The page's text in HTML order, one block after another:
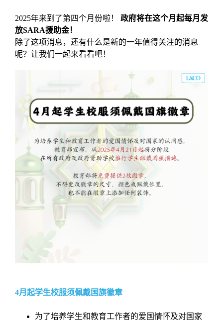
2025年来到了第四个月份啦！ 政府将在这个月起每月发
放SARA援助金！
除了这项消息，还有什么是新的一年值得关注的消息
呢？让我们一起来看看吧！
4月起学生校服须佩戴国旗徽章
为了培养学生和教育工作者的爱国情怀及对国家